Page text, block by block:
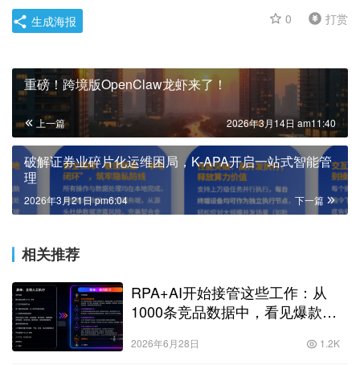
0 打赏
生成海报
重磅！跨境版OpenClaw龙虾来了！
上一篇 2026年3月14日 am11:40
破解证券业碎片化运维困局，K-APA开启一站式智能管
理
下一篇
2026年3月21日 pm6:04
相关推荐
RPA+AI开始接管这些工作：从
1000条竞品数据中，看见爆款是
2026年6月28日 1.2K